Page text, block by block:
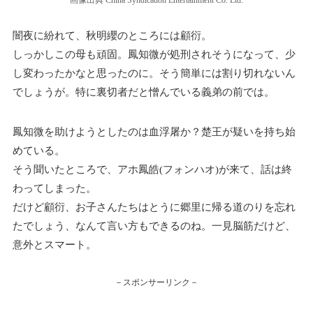
闇夜に紛れて、秋明纓のところには顧衍。
しっかしこの母も頑固。鳳知微が処刑されそうになって、少
し変わったかなと思ったのに。そう簡単には割り切れないん
でしょうが。特に裏切者だと憎んでいる義弟の前では。
鳳知微を助けようとしたのは血浮屠か？楚王が疑いを持ち始
めている。
そう聞いたところで、アホ鳳皓(フォンハオ)が来て、話は終
わってしまった。
だけど顧衍、お子さんたちはとうに郷里に帰る道のりを忘れ
たでしょう、なんて言い方もできるのね。一見脳筋だけど、
意外とスマート。
－スポンサーリンク－